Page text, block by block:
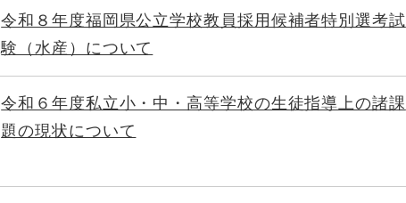
令和８年度福岡県公立学校教員採用候補者特別選考試
験（水産）について
令和６年度私立小・中・高等学校の生徒指導上の諸課
題の現状について